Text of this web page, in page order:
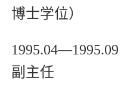
博士学位）
副主任